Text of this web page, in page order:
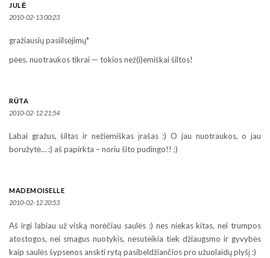
JULĖ
2010-02-13 00:23
gražiausių pasiilsėjimų*
pėes. nuotraukos tikrai — tokios než(i)emiškai šiltos!
RŪTA
2010-02-12 21:54
Labai gražus, šiltas ir nežiemiškas įrašas :) O jau nuotraukos, o jau
boružytė… :) aš papirkta – noriu šito pudingo!! ;)
MADEMOISELLE
2010-02-12 20:53
Aš irgi labiau už viską norėčiau saulės :) nes niekas kitas, nei trumpos
atostogos, nei smagus nuotykis, nesuteikia tiek džiaugsmo ir gyvybės
kaip saulės šypsenos anskti rytą pasibeldžiančios pro užuolaidų plyšį :)